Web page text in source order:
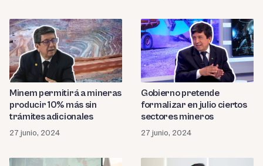
Minem permitirá a mineras
producir 10% más sin
trámites adicionales
27 junio, 2024
Gobierno pretende
formalizar en julio ciertos
sectores mineros
27 junio, 2024